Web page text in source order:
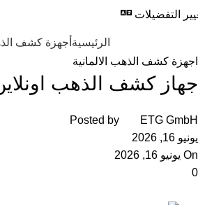
التفضيلات
الرئيسية أجهزة كشف
المدونة
اجهزة كشف الذهب الالمانية
اجهزة كشف الذهب الالمانية
جهاز كشف الذهب
Posted by
ETG GmbH
يونيو 16, 2026
On يونيو 16, 2026
0